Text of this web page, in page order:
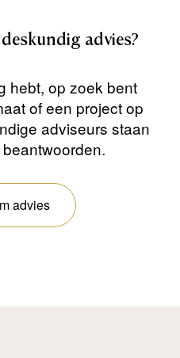
deskundig advies?
hebt, op zoek bent
of een project op
adviseurs staan
advies